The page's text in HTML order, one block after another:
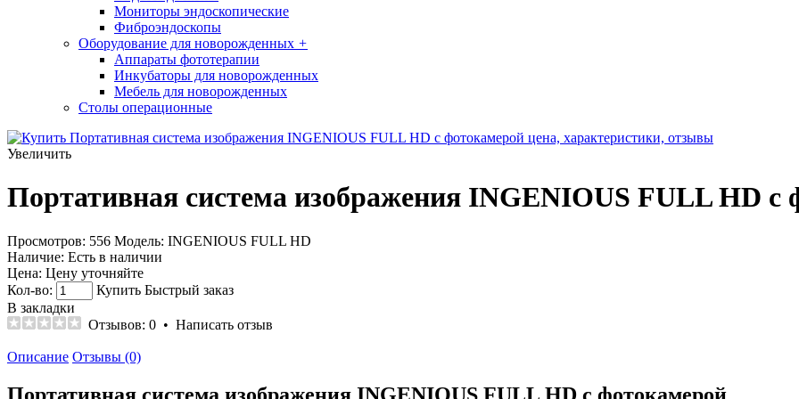
Мониторы эндоскопические
Фиброэндоскопы
Оборудование для новорожденных +
Аппараты фототерапии
Инкубаторы для новорожденных
Мебель для новорожденных
Столы операционные
Увеличить
Портативная система изображения INGENIOUS FULL HD с
Просмотров: 556 Модель: INGENIOUS FULL HD
Наличие: Есть в наличии
Цена: Цену уточняйте
Кол-во:
Купить Быстрый заказ
В закладки
Отзывов: 0 • Написать отзыв
Описание Отзывы (0)
Портативная система изображения INGENIOUS FULL HD с фотокамерой